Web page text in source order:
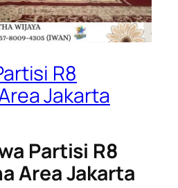
R8
Jakarta
Partisi R8
Area Jakarta